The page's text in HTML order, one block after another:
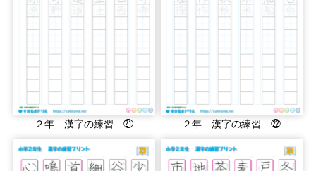
２年 漢字の練習 ㉑ ２年 漢字の練習 ㉒